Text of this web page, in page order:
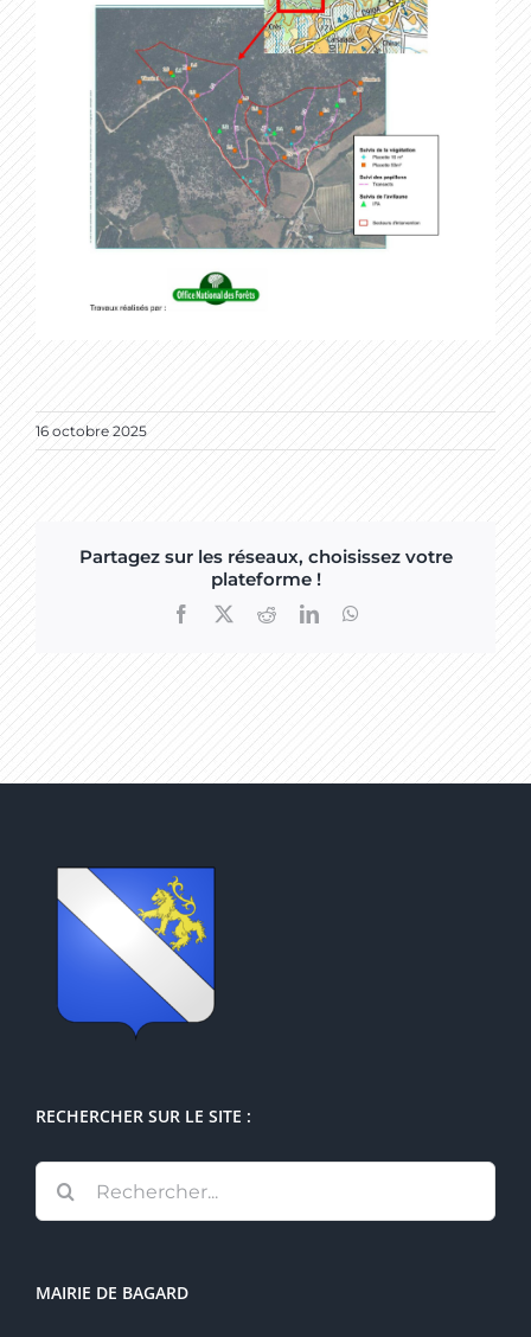
16 octobre 2025
Partagez sur les réseaux, choisissez votre
plateforme !
Facebook RedditLinkedIn
RECHERCHER SUR LE SITE :
MAIRIE DE BAGARD